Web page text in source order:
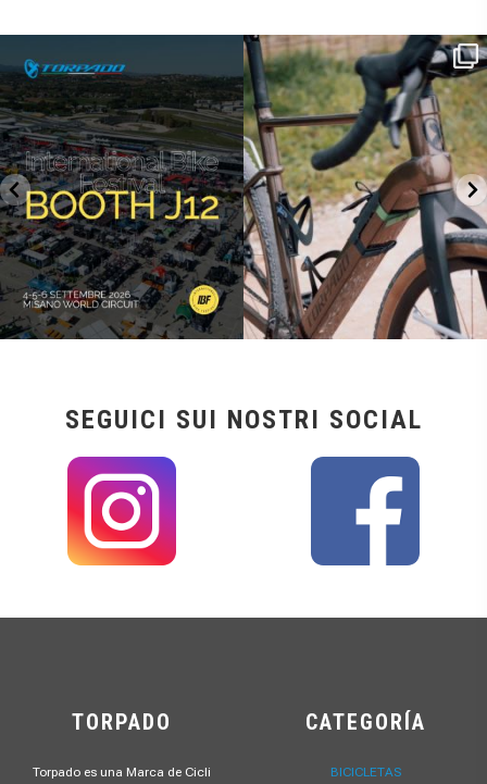
IBF sta per...
8 0
Kepler R è la gravel pensata per affrontare
lunghe...
26 0
SEGUICI SUI NOSTRI SOCIAL
TORPADO
Torpado es una Marca de Cicli
CATEGORÍA
BICICLETAS